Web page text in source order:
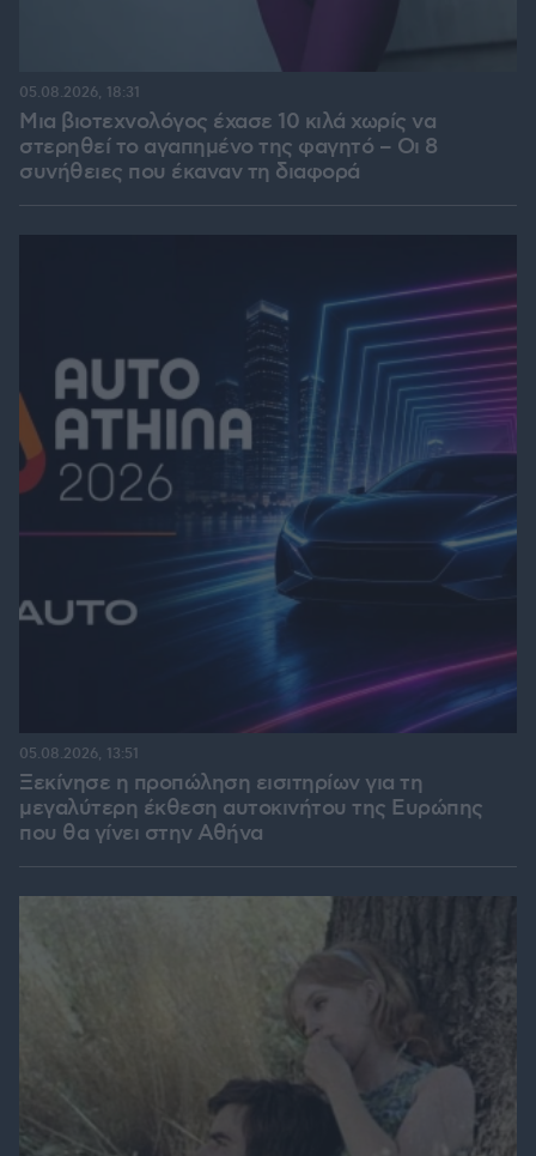
Μια βιοτεχνολόγος έχασε 10 κιλά χωρίς να
στερηθεί το αγαπημένο της φαγητό – Οι 8
συνήθειες που έκαναν τη διαφορά
05.08.2026, 18:31
Ξεκίνησε η προπώληση εισιτηρίων για τη
μεγαλύτερη έκθεση αυτοκινήτου της Ευρώπης
που θα γίνει στην Αθήνα
05.08.2026, 13:51